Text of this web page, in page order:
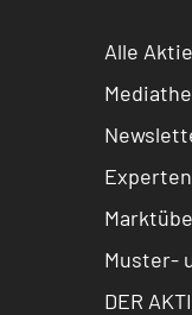
Alle
Experten
Muster-
DER